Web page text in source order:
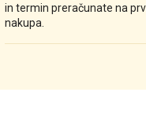
in termin preračunate na
nakupa.